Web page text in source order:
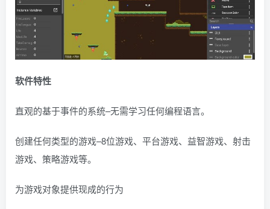
软件特性
直观的基于事件的系统–无需学习任何编程语言。
创建任何类型的游戏–8位游戏、平台游戏、益智游戏、射击
游戏、策略游戏等。
为游戏对象提供现成的行为